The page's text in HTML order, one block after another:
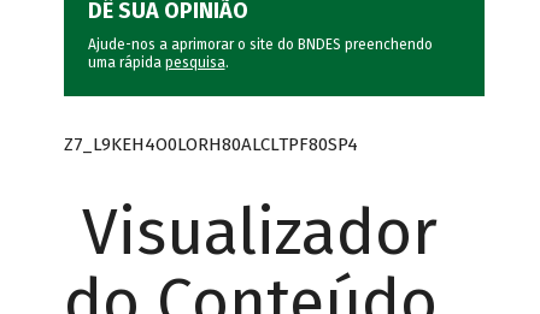
DÊ SUA OPINIÃO
Ajude-nos a aprimorar o site do BNDES preenchendo
uma rápida pesquisa.
Z7_L9KEH4O0LORH80ALCLTPF80SP4
Visualizador